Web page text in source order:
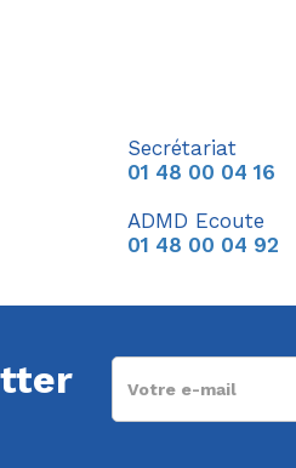
Secrétariat
01 48 00 04 16
ADMD Ecoute
01 48 00 04 92